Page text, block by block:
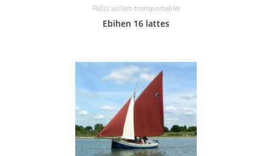
Petits voiliers transportables
Ebihen 16 lattes